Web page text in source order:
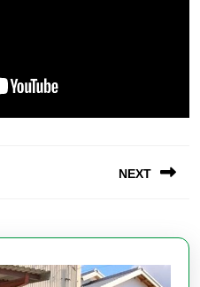
NEXT
post: